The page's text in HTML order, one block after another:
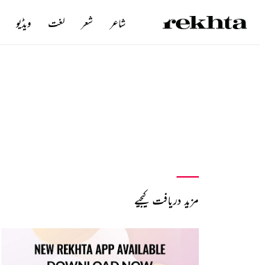
مزید دریافت کیجیے
شاعر شعر لغت ویڈیو